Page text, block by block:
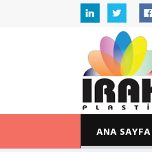
ANA SAYFA